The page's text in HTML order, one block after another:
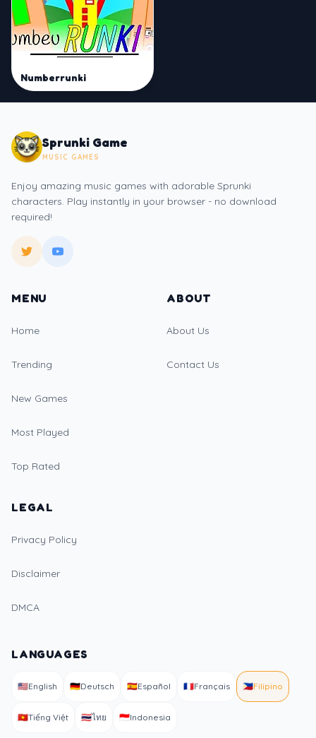
Numberrunki
Sprunki Game
MUSIC GAMES
Enjoy amazing music games with adorable Sprunki
characters. Play instantly in your browser - no download
required!
MENU
Home
Trending
New Games
Most Played
Top Rated
ABOUT
About Us
Contact Us
LEGAL
Privacy Policy
Disclaimer
DMCA
LANGUAGES
🇺🇸English 🇩🇪Deutsch 🇪🇸Español 🇫🇷Français 🇵🇭Filipino
🇻🇳Tiếng Việt 🇹🇭ไทย 🇮🇩Indonesia